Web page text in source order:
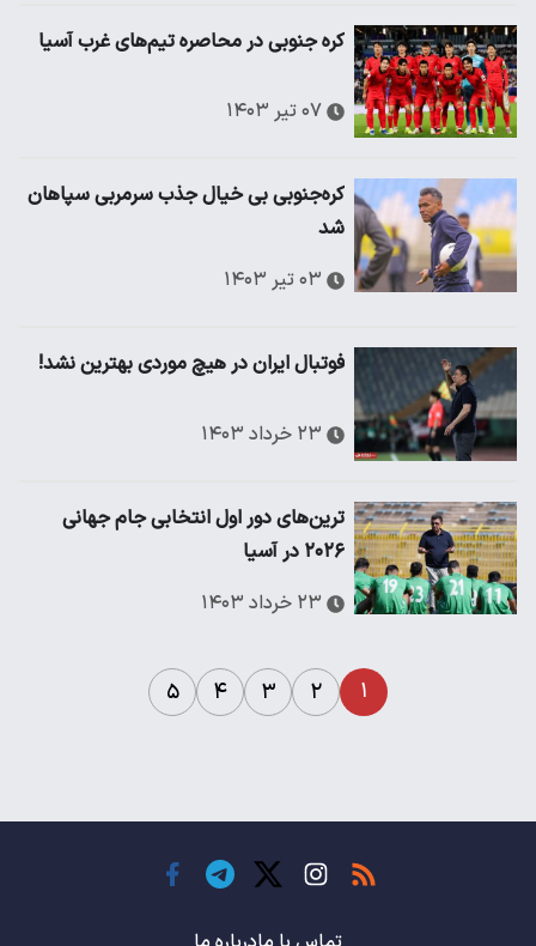
کره جنوبی در محاصره تیم‌های غرب آسیا
۰۷ تیر ۱۴۰۳
کره‌جنوبی بی خیال جذب سرمربی سپاهان
شد
۰۳ تیر ۱۴۰۳
فوتبال ایران در هیچ موردی بهترین نشد!
۲۳ خرداد ۱۴۰۳
ترین‌های دور اول انتخابی جام جهانی
۲۰۲۶ در آسیا
۲۳ خرداد ۱۴۰۳
۱ ۲ ۳ ۴ ۵